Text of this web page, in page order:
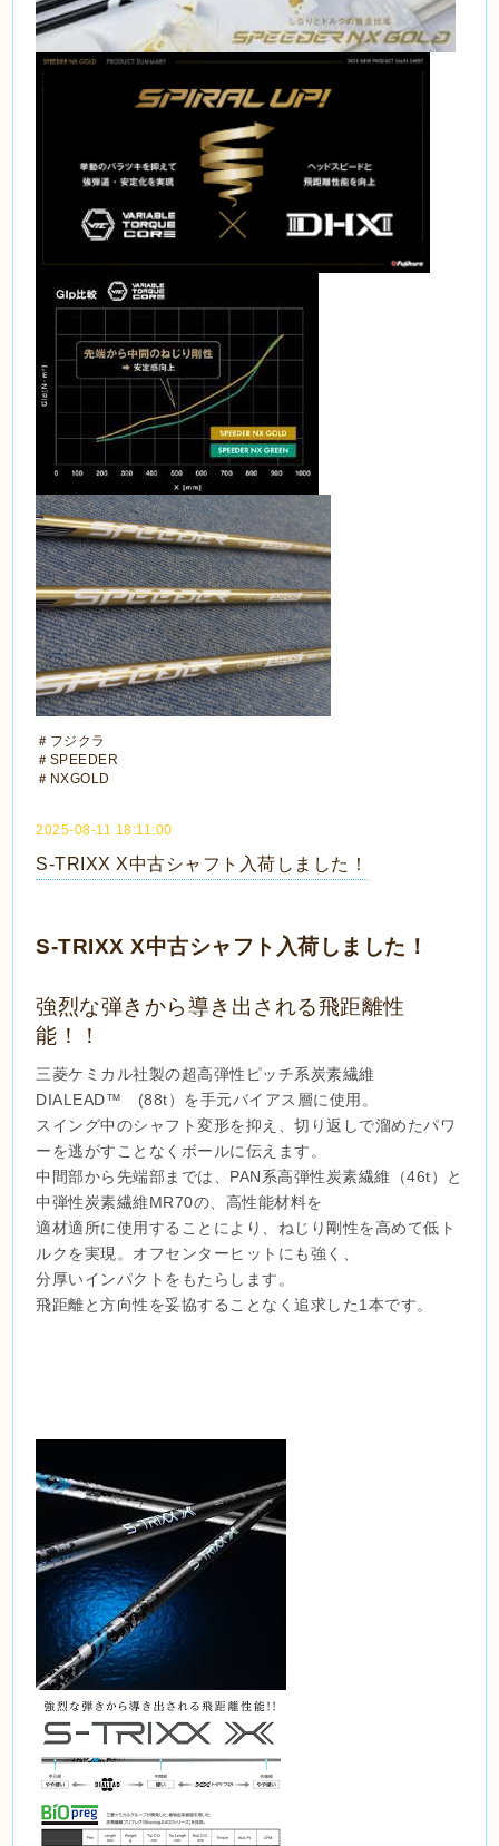
＃フジクラ
＃SPEEDER
＃NXGOLD
2025-08-11 18:11:00
S-TRIXX X中古シャフト入荷しました！
S-TRIXX X中古シャフト入荷しました！
強烈な弾きから導き出される飛距離性
能！！
三菱ケミカル社製の超高弾性ピッチ系炭素繊維
DIALEAD™ (88t）を手元バイアス層に使用。
スイング中のシャフト変形を抑え、切り返しで溜めたパワ
ーを逃がすことなくボールに伝えます。
中間部から先端部までは、PAN系高弾性炭素繊維（46t）と
中弾性炭素繊維MR70の、高性能材料を
適材適所に使用することにより、ねじり剛性を高めて低ト
ルクを実現。オフセンターヒットにも強く、
分厚いインパクトをもたらします。
飛距離と方向性を妥協することなく追求した1本です。